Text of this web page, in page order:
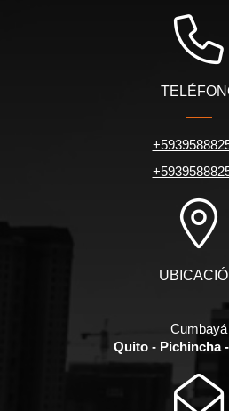
Cumbayá
Quito - Pichincha